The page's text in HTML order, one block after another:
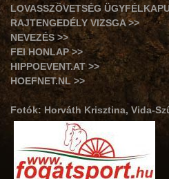
LOVASSZÖVETSÉG
RAJTENGEDÉLY VIZSGA >>
NEVEZÉS >>
FEI HONLAP >>
HIPPOEVENT.AT >>
HOEFNET.NL >>
Fotók: Horváth Krisztina, Vida-